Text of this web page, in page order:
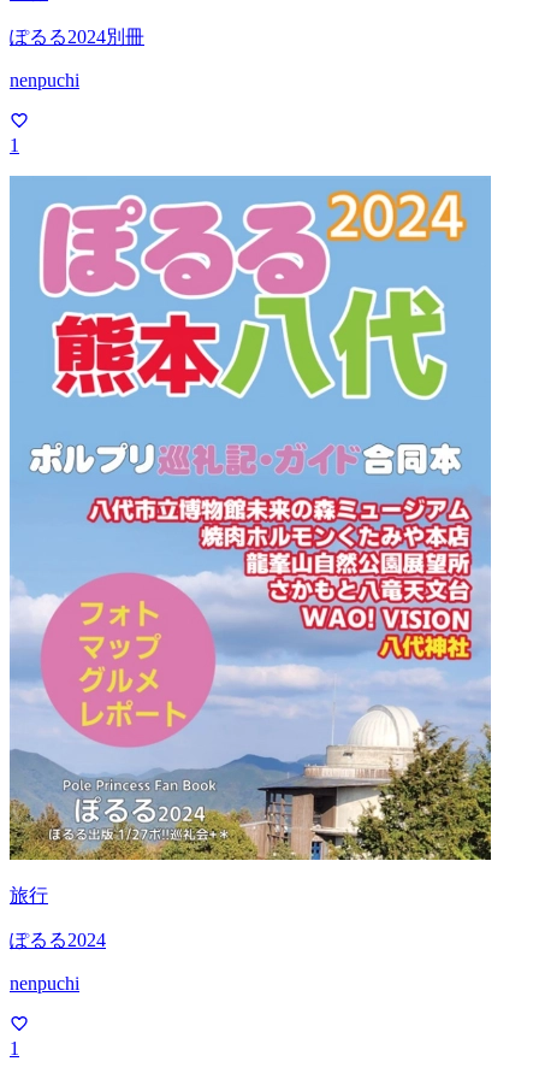
ぽるる2024別冊
nenpuchi
1
旅行
ぽるる2024
nenpuchi
1